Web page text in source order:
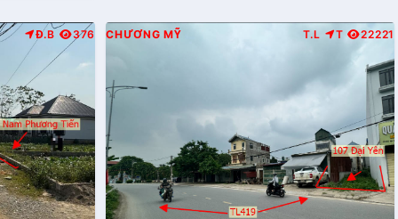
Đ.B 376 CHƯƠNG MỸ T.L T 22221